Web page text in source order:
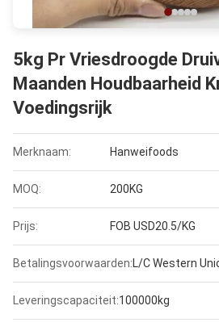
5kg Pr Vriesdroogde
Maanden Houdbaarheid
Voedingsrijk
Merknaam: Hanweifoods
MOQ: 200KG
Prijs: FOB USD20.5/KG
Betalingsvoorwaarden:L/C Western
Leveringscapaciteit:100000kg